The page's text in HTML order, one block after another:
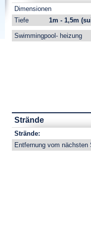
Dimensionen
Tiefe
1m - 1,5m
Swimmingpool- heizung
Strände
Strände:
Entfernung vom nächsten